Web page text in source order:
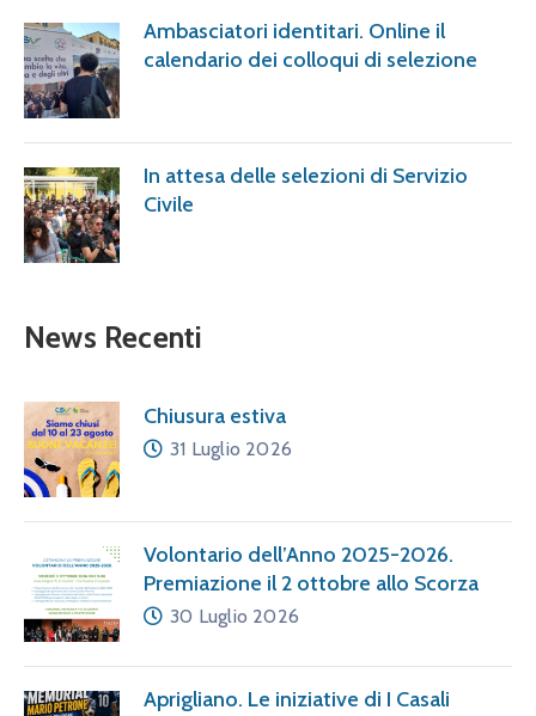
Ambasciatori identitari. Online il
calendario dei colloqui di selezione
In attesa delle selezioni di Servizio
Civile
News Recenti
Chiusura estiva
31 Luglio 2026
Volontario dell’Anno 2025-2026.
Premiazione il 2 ottobre allo Scorza
30 Luglio 2026
Aprigliano. Le iniziative di I Casali